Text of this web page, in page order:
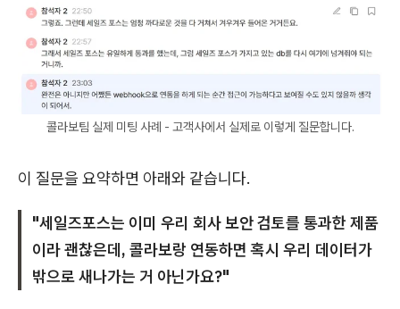
콜라보팀 실제 미팅 사례 - 고객사에서 실제로 이렇게 질문합니다.
이 질문을 요약하면 아래와 같습니다.
"세일즈포스는 이미 우리 회사 보안 검토를 통과한 제품
이라 괜찮은데, 콜라보랑 연동하면 혹시 우리 데이터가
밖으로 새나가는 거 아닌가요?"